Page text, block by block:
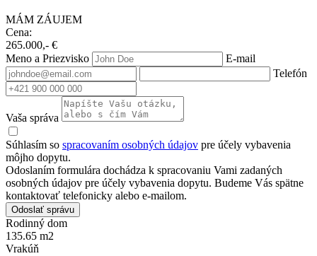
MÁM ZÁUJEM
Cena:
265.000,- €
Meno a Priezvisko
E-mail
Telefón
Vaša správa
Súhlasím so spracovaním osobných údajov pre účely vybavenia
môjho dopytu.
Odoslaním formulára dochádza k spracovaniu Vami zadaných
osobných údajov pre účely vybavenia dopytu. Budeme Vás spätne
kontaktovať telefonicky alebo e-mailom.
Odoslať správu
Rodinný dom
135.65 m2
Vrakúň